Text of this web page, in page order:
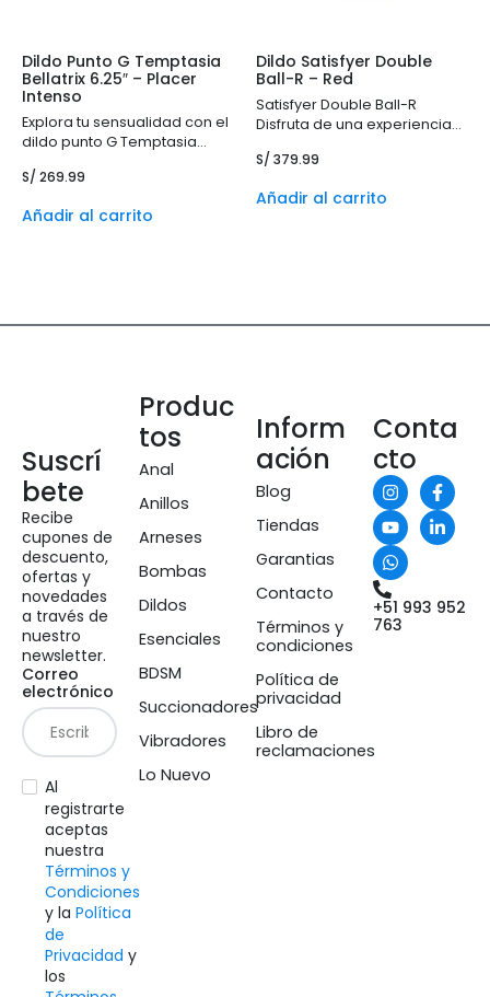
Dildo Punto G Temptasia
Bellatrix 6.25″ – Placer
Intenso
Explora tu sensualidad con el
dildo punto G Temptasia
perfecta, base con ventosa y
cuerpo.
S/ 269.99
Añadir al carrito
Dildo Satisfyer Double
Ball-R – Red
Satisfyer Double Ball-R
Disfruta de una experiencia
Double Ball-R, el dildo con
movimiento con su
sensación!
S/ 379.99
Añadir al carrito
Suscrí
bete
Recibe
cupones de
descuento,
ofertas y
novedades
a través de
nuestro
newsletter.
Correo
electrónico
Al
registrarte
aceptas
nuestra
Términos y
Condiciones
y la Política
de
Privacidad y
los
Produc
tos
Anal
Anillos
Arneses
Bombas
Dildos
Esenciales
BDSM
Succionadores
Vibradores
Lo Nuevo
Inform
ación
Blog
Tiendas
Garantias
Contacto
Términos y
condiciones
Política de
privacidad
Libro de
reclamaciones
Conta
cto
+51 993 952
763